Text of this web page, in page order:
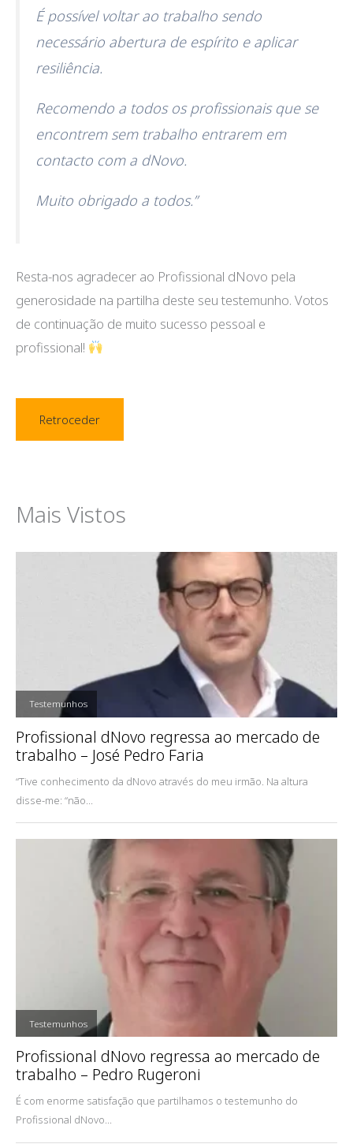
É possível voltar ao trabalho sendo
necessário abertura de espírito e aplicar
resiliência.
Recomendo a todos os profissionais que se
encontrem sem trabalho entrarem em
contacto com a dNovo.
Muito obrigado a todos.”
Resta-nos agradecer ao Profissional dNovo pela
generosidade na partilha deste seu testemunho. Votos
de continuação de muito sucesso pessoal e
profissional!
Retroceder
Mais Vistos
,Testemunhos
Profissional dNovo regressa ao mercado de
trabalho – José Pedro Faria
“Tive conhecimento da dNovo através do meu irmão. Na altura
disse-me: “não...
,Testemunhos
Profissional dNovo regressa ao mercado de
trabalho – Pedro Rugeroni
É com enorme satisfação que partilhamos o testemunho do
Profissional dNovo...